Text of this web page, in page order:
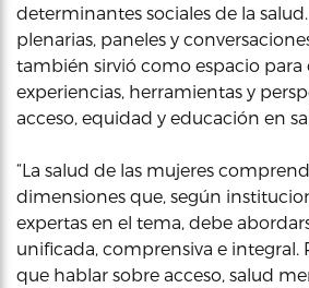
determinantes sociales de la
plenarias, paneles y
también sirvió como espacio
experiencias, herramientas y
acceso, equidad y educación en
“La salud de las mujeres
dimensiones que, según
expertas en el tema, debe
unificada, comprensiva e integral.
que hablar sobre acceso, salud